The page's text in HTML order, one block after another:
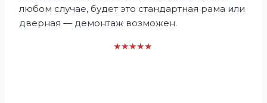
любом случае, будет это стандартная рама или
дверная — демонтаж возможен.
★★★★★